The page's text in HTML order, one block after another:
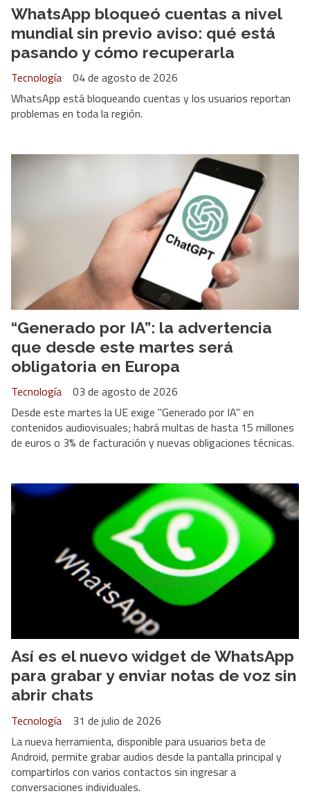
WhatsApp bloqueó cuentas a nivel
mundial sin previo aviso: qué está
pasando y cómo recuperarla
Tecnología
04 de agosto de 2026
WhatsApp está bloqueando cuentas y los usuarios reportan
problemas en toda la región.
“Generado por IA”: la advertencia
que desde este martes será
obligatoria en Europa
Tecnología
03 de agosto de 2026
Desde este martes la UE exige "Generado por IA" en
contenidos audiovisuales; habrá multas de hasta 15 millones
de euros o 3% de facturación y nuevas obligaciones técnicas.
Así es el nuevo widget de WhatsApp
para grabar y enviar notas de voz sin
abrir chats
Tecnología
31 de julio de 2026
La nueva herramienta, disponible para usuarios beta de
Android, permite grabar audios desde la pantalla principal y
compartirlos con varios contactos sin ingresar a
conversaciones individuales.